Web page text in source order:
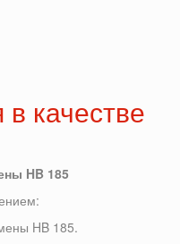
качестве
HB 185
HB 185.